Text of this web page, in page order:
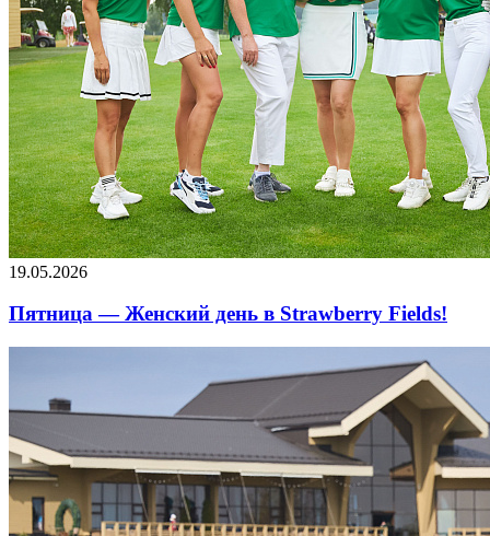
19.05.2026
Пятница — Женский день в Strawberry Fields!